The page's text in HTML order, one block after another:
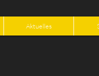
Aktuelles